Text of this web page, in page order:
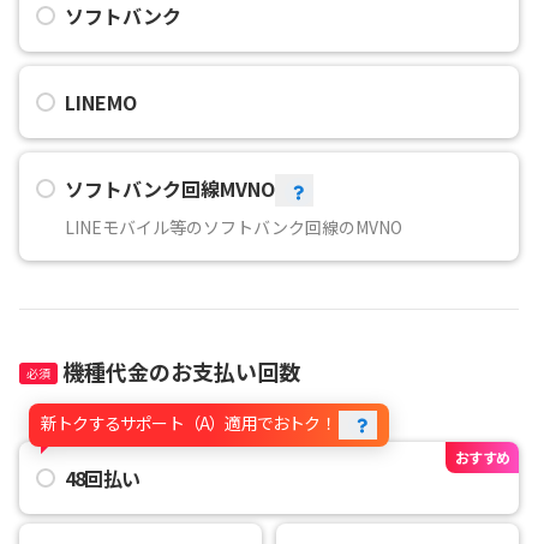
ソフトバンク
LINEMO
ソフトバンク回線MVNO
LINEモバイル等のソフトバンク回線のMVNO
機種代金のお支払い回数
新トクするサポート（A）適用でおトク！
48回払い
おすすめ